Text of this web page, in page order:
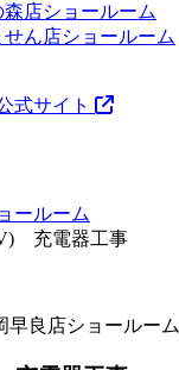
店ショールーム
ん店ショールーム
式サイト
ールーム
充電器工事
早良店ショールーム